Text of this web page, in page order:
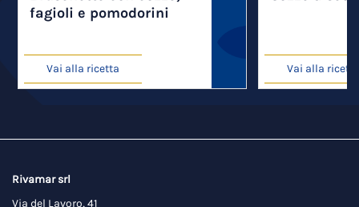
fagioli e pomodorini
Vai alla ricetta Vai alla ricetta
Rivamar srl
Via del Lavoro, 41